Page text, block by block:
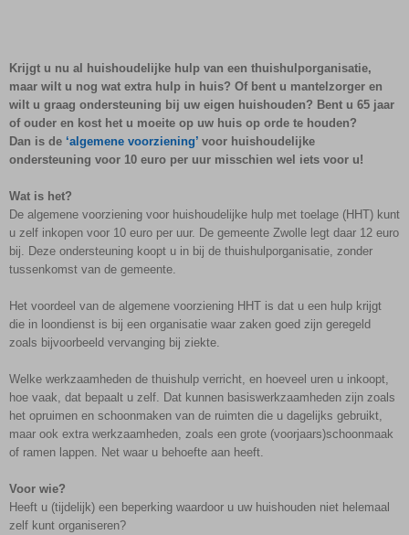
Krijgt u nu al huishoudelijke hulp van een thuishulporganisatie,
maar wilt u nog wat extra hulp in huis? Of bent u mantelzorger en
wilt u graag ondersteuning bij uw eigen huishouden? Bent u 65 jaar
of ouder en kost het u moeite op uw huis op orde te houden?
Dan is de ‘algemene voorziening’ voor huishoudelijke
ondersteuning voor 10 euro per uur misschien wel iets voor u!
Wat is het?
De algemene voorziening voor huishoudelijke hulp met toelage (HHT) kunt
u zelf inkopen voor 10 euro per uur. De gemeente Zwolle legt daar 12 euro
bij. Deze ondersteuning koopt u in bij de thuishulporganisatie, zonder
tussenkomst van de gemeente.
Het voordeel van de algemene voorziening HHT is dat u een hulp krijgt
die in loondienst is bij een organisatie waar zaken goed zijn geregeld
zoals bijvoorbeeld vervanging bij ziekte.
Welke werkzaamheden de thuishulp verricht, en hoeveel uren u inkoopt,
hoe vaak, dat bepaalt u zelf. Dat kunnen basiswerkzaamheden zijn zoals
het opruimen en schoonmaken van de ruimten die u dagelijks gebruikt,
maar ook extra werkzaamheden, zoals een grote (voorjaars)schoonmaak
of ramen lappen. Net waar u behoefte aan heeft.
Voor wie?
Heeft u (tijdelijk) een beperking waardoor u uw huishouden niet helemaal
zelf kunt organiseren?